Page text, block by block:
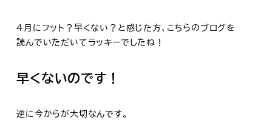
4月にフット？早くない？と感じた方、こちらのブログを
読んでいただいてラッキーでしたね！
早くないのです！
逆に今からが大切なんです。